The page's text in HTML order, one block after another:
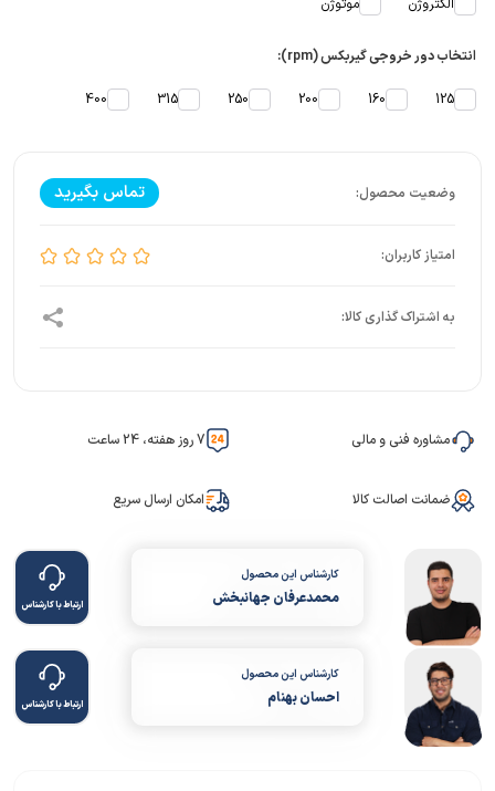
الکتروژن موتوژن
انتخاب دور خروجی گیربکس (rpm):
125
160
200
250
315
400
تماس بگیرید
مشاوره فنی و مالی 7 روز هفته، 24 ساعت
ضمانت اصالت کالا امکان ارسال سریع
کارشناس این محصول
محمدعرفان جهانبخش ارتباط با کارشناس
کارشناس این محصول
احسان بهنام ارتباط با کارشناس